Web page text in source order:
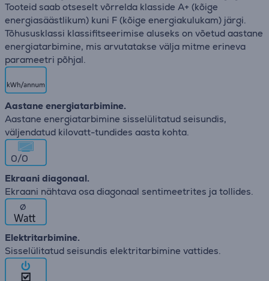
Tooteid saab otseselt võrrelda klasside A+ (kõige
energiasäästlikum) kuni F (kõige energiakulukam) järgi.
Tõhususklassi klassifitseerimise aluseks on võetud aastane
energiatarbimine, mis arvutatakse välja mitme erineva
parameetri põhjal.
Aastane energiatarbimine.
Aastane energiatarbimine sisselülitatud seisundis,
väljendatud kilovatt-tundides aasta kohta.
0/0
Ekraani diagonaal.
Ekraani nähtava osa diagonaal sentimeetrites ja tollides.
∅
Elektritarbimine.
Sisselülitatud seisundis elektritarbimine vattides.